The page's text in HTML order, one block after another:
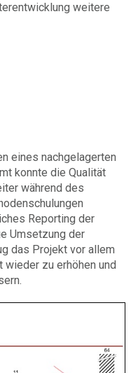
weitere
eines nachgelagerten
konnte die Qualität
während des
Reporting der
Umsetzung der
das Projekt vor allem
zu erhöhen und